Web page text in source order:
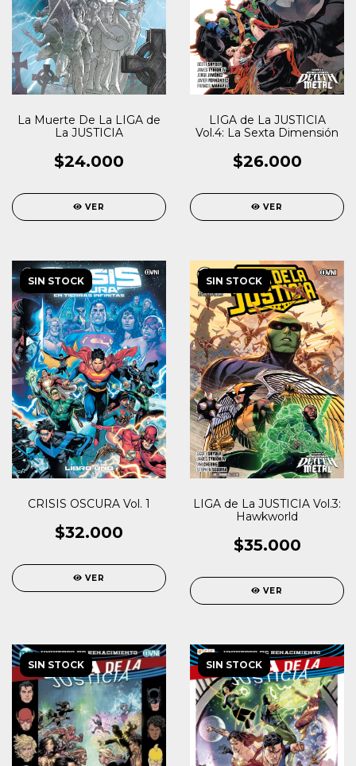
La Muerte De La LIGA de
La JUSTICIA
$24.000
VER
LIGA de La JUSTICIA
Vol.4: La Sexta Dimensión
$26.000
VER
SIN STOCK
CRISIS OSCURA Vol. 1
$32.000
VER
SIN STOCK
LIGA de La JUSTICIA Vol.3:
Hawkworld
$35.000
VER
SIN STOCK SIN STOCK